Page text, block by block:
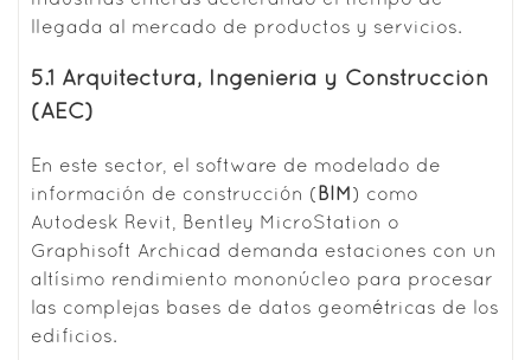
llegada al mercado de productos y servicios.
5.1 Arquitectura, Ingeniería y Construcción
(AEC)
En este sector, el software de modelado de
información de construcción ( BIM ) como
Autodesk Revit, Bentley MicroStation o
Graphisoft Archicad demanda estaciones con un
altísimo rendimiento mononúcleo para procesar
las complejas bases de datos geométricas de los
edificios.